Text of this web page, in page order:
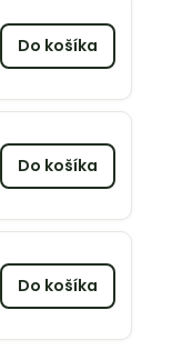
Do košíka
Do košíka
Do košíka